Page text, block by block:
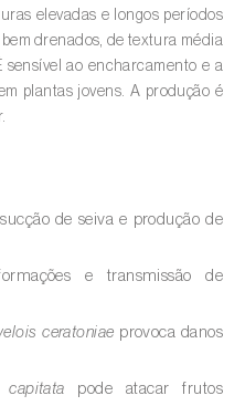
)
e
L.)
elevadas e longos períodos
drenados, de textura média
sensível ao encharcamento e a
plantas jovens. A produção é
de seiva e produção de
e transmissão de
ceratoniae provoca danos
capitata pode atacar frutos